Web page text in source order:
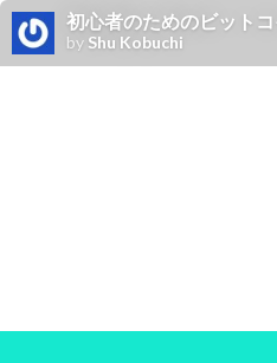
初心者のためのビット
by Shu Kobuchi